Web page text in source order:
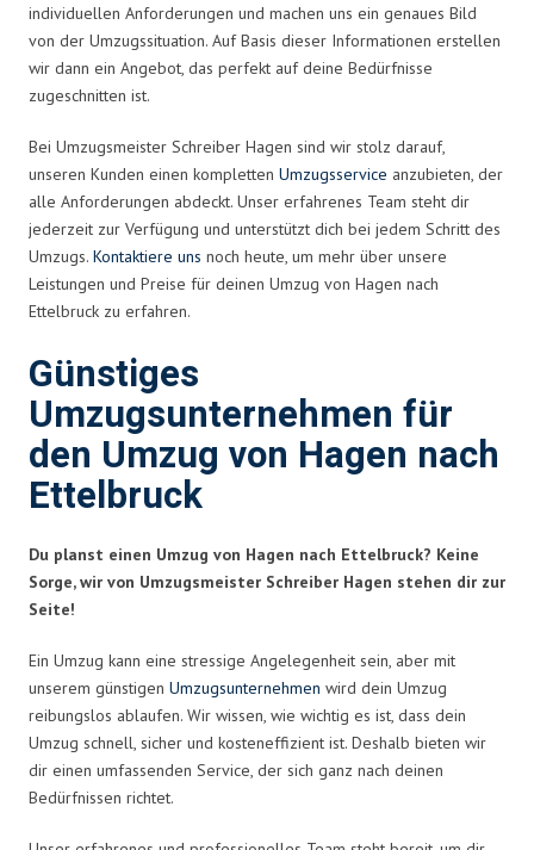
individuellen Anforderungen und machen uns ein genaues Bild
von der Umzugssituation. Auf Basis dieser Informationen erstellen
wir dann ein Angebot, das perfekt auf deine Bedürfnisse
zugeschnitten ist.
Bei Umzugsmeister Schreiber Hagen sind wir stolz darauf,
unseren Kunden einen kompletten Umzugsservice anzubieten, der
alle Anforderungen abdeckt. Unser erfahrenes Team steht dir
jederzeit zur Verfügung und unterstützt dich bei jedem Schritt des
Umzugs. Kontaktiere uns noch heute, um mehr über unsere
Leistungen und Preise für deinen Umzug von Hagen nach
Ettelbruck zu erfahren.
Günstiges
Umzugsunternehmen für
den Umzug von Hagen nach
Ettelbruck
Du planst einen Umzug von Hagen nach Ettelbruck? Keine
Sorge, wir von Umzugsmeister Schreiber Hagen stehen dir zur
Seite!
Ein Umzug kann eine stressige Angelegenheit sein, aber mit
unserem günstigen Umzugsunternehmen wird dein Umzug
reibungslos ablaufen. Wir wissen, wie wichtig es ist, dass dein
Umzug schnell, sicher und kosteneffizient ist. Deshalb bieten wir
dir einen umfassenden Service, der sich ganz nach deinen
Bedürfnissen richtet.